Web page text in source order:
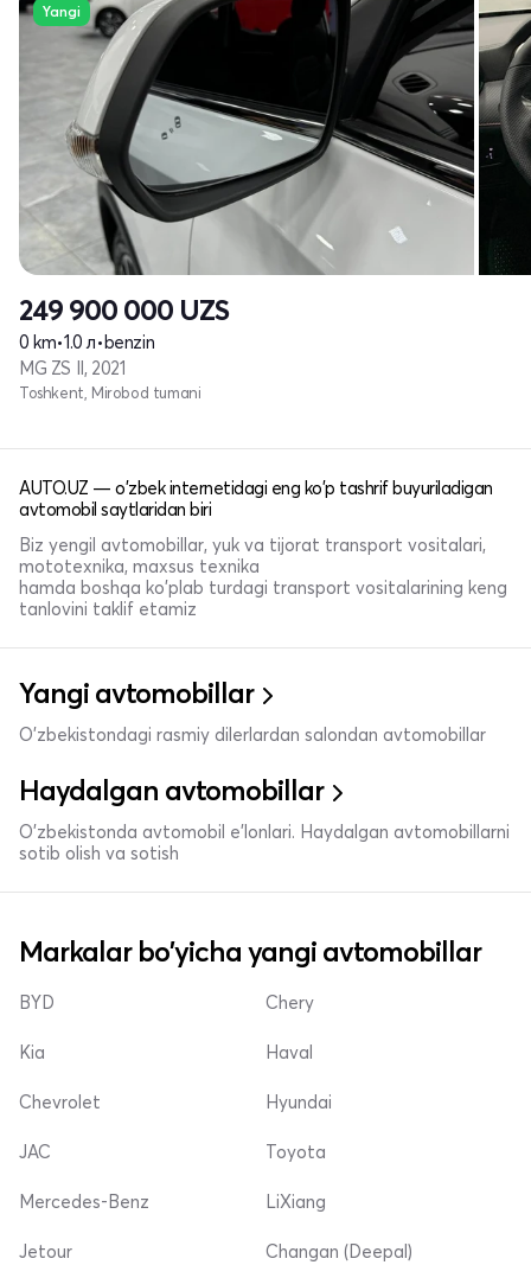
Yangi
249 900 000 UZS
0 km•1.0 л•benzin
MG ZS II, 2021
Toshkent, Mirobod tumani
AUTO.UZ — o'zbek internetidagi eng ko'p tashrif buyuriladigan
avtomobil saytlaridan biri
Biz yengil avtomobillar, yuk va tijorat transport vositalari,
mototexnika, maxsus texnika
hamda boshqa ko'plab turdagi transport vositalarining keng
tanlovini taklif etamiz
Yangi avtomobillar
O'zbekistondagi rasmiy dilerlardan salondan avtomobillar
Haydalgan avtomobillar
O'zbekistonda avtomobil e’lonlari. Haydalgan avtomobillarni
sotib olish va sotish
Markalar bo'yicha yangi avtomobillar
BYD
Kia
Chevrolet
Chery
Haval
Hyundai
JAC
Mercedes-Benz
Jetour
Toyota
LiXiang
Changan (Deepal)